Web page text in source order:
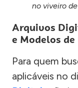
no viveiro
Arquivos
e Modelos
Para quem
aplicáveis no